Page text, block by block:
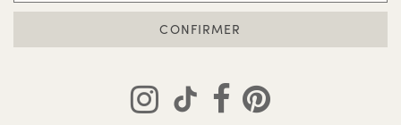
CONFIRMER